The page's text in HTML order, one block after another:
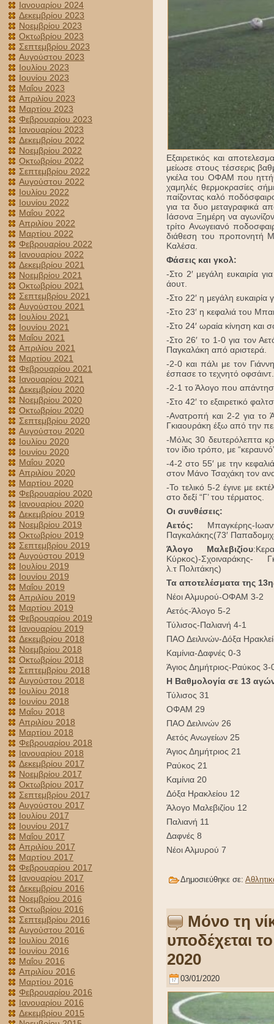
Ιανουαρίου 2024
Δεκεμβρίου 2023
Νοεμβρίου 2023
Οκτωβρίου 2023
Σεπτεμβρίου 2023
Αυγούστου 2023
Ιουλίου 2023
Ιουνίου 2023
Μαΐου 2023
Απριλίου 2023
Μαρτίου 2023
Φεβρουαρίου 2023
Ιανουαρίου 2023
Δεκεμβρίου 2022
Νοεμβρίου 2022
Οκτωβρίου 2022
Σεπτεμβρίου 2022
Αυγούστου 2022
Ιουλίου 2022
Ιουνίου 2022
Μαΐου 2022
Απριλίου 2022
Μαρτίου 2022
Φεβρουαρίου 2022
Ιανουαρίου 2022
Δεκεμβρίου 2021
Νοεμβρίου 2021
Οκτωβρίου 2021
Σεπτεμβρίου 2021
Αυγούστου 2021
Ιουλίου 2021
Ιουνίου 2021
Μαΐου 2021
Απριλίου 2021
Μαρτίου 2021
Φεβρουαρίου 2021
Ιανουαρίου 2021
Δεκεμβρίου 2020
Νοεμβρίου 2020
Οκτωβρίου 2020
Σεπτεμβρίου 2020
Αυγούστου 2020
Ιουλίου 2020
Ιουνίου 2020
Μαΐου 2020
Απριλίου 2020
Μαρτίου 2020
Φεβρουαρίου 2020
Ιανουαρίου 2020
Δεκεμβρίου 2019
Νοεμβρίου 2019
Οκτωβρίου 2019
Σεπτεμβρίου 2019
Αυγούστου 2019
Ιουλίου 2019
Ιουνίου 2019
Μαΐου 2019
Απριλίου 2019
Μαρτίου 2019
Φεβρουαρίου 2019
Ιανουαρίου 2019
Δεκεμβρίου 2018
Νοεμβρίου 2018
Οκτωβρίου 2018
Σεπτεμβρίου 2018
Αυγούστου 2018
Ιουλίου 2018
Ιουνίου 2018
Μαΐου 2018
Απριλίου 2018
Μαρτίου 2018
Φεβρουαρίου 2018
Ιανουαρίου 2018
Δεκεμβρίου 2017
Νοεμβρίου 2017
Οκτωβρίου 2017
Σεπτεμβρίου 2017
Αυγούστου 2017
Ιουλίου 2017
Ιουνίου 2017
Μαΐου 2017
Απριλίου 2017
Μαρτίου 2017
Φεβρουαρίου 2017
Ιανουαρίου 2017
Δεκεμβρίου 2016
Νοεμβρίου 2016
Οκτωβρίου 2016
Σεπτεμβρίου 2016
Αυγούστου 2016
Ιουλίου 2016
Ιουνίου 2016
Μαΐου 2016
Απριλίου 2016
Μαρτίου 2016
Φεβρουαρίου 2016
Ιανουαρίου 2016
Δεκεμβρίου 2015
Εξαιρετικός και
μείωσε στους τέσσερις
γκέλα του ΟΦΑΜ που
χαμηλές θερμοκρασίες
παίζοντας καλό
για τα δυο μεταγραφικά
Ιάσονα Ξημέρη να
τρίτο Ανωγειανό
διάθεση του προπονητή
Καλέσα.
Φάσεις και γκολ:
-Στο 2′ μεγάλη ευκαιρία
άουτ.
-Στο 22′ η μεγάλη
-Στο 23′ η κεφαλιά του
-Στο 24′ ωραία κίνηση και
-Στο 26′ το 1-0 για τον
Παγκαλάκη από αριστερά.
-2-0 και πάλι με τον
έσπασε το τεχνητό οφσάιντ.
-2-1 το Άλογο που
-Στο 42′ το εξαιρετικό
-Ανατροπή και 2-2 για το
Γκιαουράκη έξω από την
-Μόλις 30 δευτερόλεπτα
τον ίδιο τρόπο, με
-4-2 στο 55′ με την
στον Μάνο Τσαχάκη τον
-Το τελικό 5-2 έγινε με
στο δεξί “Γ’ του τέρματος.
Οι συνθέσεις:
Αετός: Μπαγκέρης-
Παγκαλάκης(73′
Άλογο Μαλεβιζίου
Κύρκος)-Σχοιναράκης-
λ.τ Πολιτάκης)
Τα αποτελέσματα της
Νέοι Αλμυρού-ΟΦΑΜ 3-2
Αετός-Άλογο 5-2
Τύλισος-Παλιανή 4-1
ΠΑΟ Δειλινών-Δόξα
Καμίνια-Δαφνές 0-3
Άγιος Δημήτριος-Ραύκος 3-
Η Βαθμολογία σε 13
Τύλισος 31
ΟΦΑΜ 29
ΠΑΟ Δειλινών 26
Αετός Ανωγείων 25
Άγιος Δημήτριος 21
Ραύκος 21
Καμίνια 20
Δόξα Ηρακλείου 12
Άλογο Μαλεβιζίου 12
Παλιανή 11
Δαφνές 8
Νέοι Αλμυρού 7
Δημοσιεύθηκε σε:
Μόνο τη
υποδέχεται
2020
03/01/2020